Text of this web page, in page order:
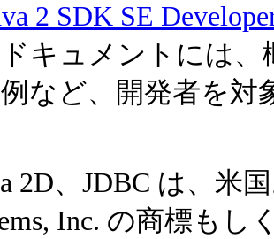
2 SDK SE
キュメントには、
など、開発者を
2D、JDBC は、
Inc. の商標もし